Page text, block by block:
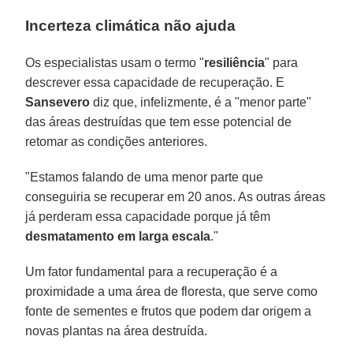
Incerteza climática não ajuda
Os especialistas usam o termo "resiliência" para
descrever essa capacidade de recuperação. E
Sansevero diz que, infelizmente, é a "menor parte"
das áreas destruídas que tem esse potencial de
retomar as condições anteriores.
"Estamos falando de uma menor parte que
conseguiria se recuperar em 20 anos. As outras áreas
já perderam essa capacidade porque já têm
desmatamento em larga escala."
Um fator fundamental para a recuperação é a
proximidade a uma área de floresta, que serve como
fonte de sementes e frutos que podem dar origem a
novas plantas na área destruída.